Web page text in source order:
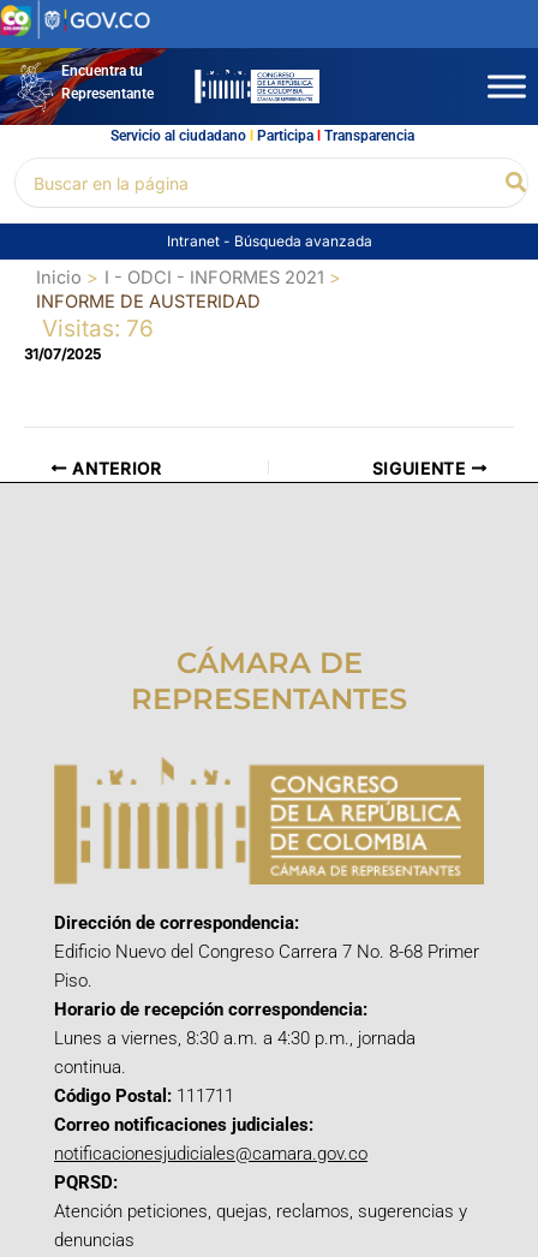
Ir
al
contenidoEncuentra tu
Representante
Servicio al ciudadano l Participal Transparencia
por:
Intranet - Búsqueda avanzada
Inicio
I - ODCI - INFORMES 2021
INFORME DE AUSTERIDAD
Visitas: 76
31/07/2025
ANTERIOR SIGUIENTE
CÁMARA DE
REPRESENTANTES
Dirección de correspondencia:
Edificio Nuevo del Congreso Carrera 7 No. 8-68 Primer
Piso.
Horario de recepción correspondencia:
Lunes a viernes, 8:30 a.m. a 4:30 p.m., jornada
continua.
Código Postal: 111711
Correo notificaciones judiciales:
notificacionesjudiciales@camara.gov.co
PQRSD:
Atención peticiones, quejas, reclamos, sugerencias y
denuncias